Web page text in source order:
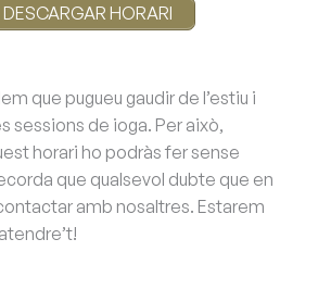
DESCARGAR HORARI
que pugueu gaudir de l’estiu i
sessions de ioga. Per això,
horari ho podràs fer sense
que qualsevol dubte que en
amb nosaltres. Estarem